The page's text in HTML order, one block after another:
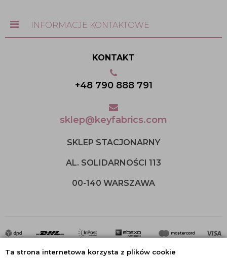
Ta strona internetowa korzysta z plików cookie
INFORMACJE KONTAKTOWE
KONTAKT
+48 790 888 791
sklep@keyfabrics.com
SKLEP STACJONARNY
AL. SOLIDARNOŚCI 113
00-140 WARSZAWA